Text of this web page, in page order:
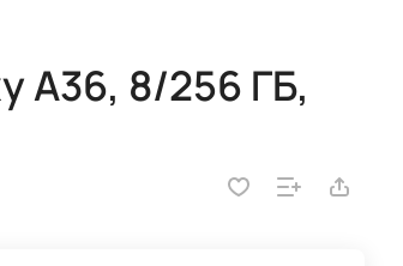
A36, 8/256 ГБ,